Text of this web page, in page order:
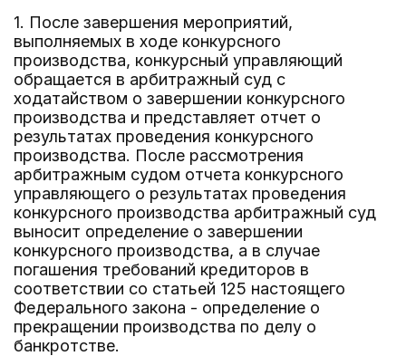
1. После завершения мероприятий,
выполняемых в ходе конкурсного
производства, конкурсный управляющий
обращается в арбитражный суд с
ходатайством о завершении конкурсного
производства и представляет отчет о
результатах проведения конкурсного
производства. После рассмотрения
арбитражным судом отчета конкурсного
управляющего о результатах проведения
конкурсного производства арбитражный суд
выносит определение о завершении
конкурсного производства, а в случае
погашения требований кредиторов в
соответствии со статьей 125 настоящего
Федерального закона - определение о
прекращении производства по делу о
банкротстве.